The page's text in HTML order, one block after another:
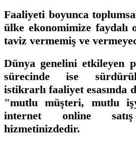
Faaliyeti boyunca
ülke ekonomimize faydalı
taviz vermemiş ve
Dünya genelini etkileyen
sürecinde ise
istikrarlı faaliyet esasında
"mutlu müşteri, mutlu
internet online
hizmetinizdedir.